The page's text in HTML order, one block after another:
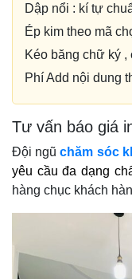
Dập nổi : kí tự
Ép kim theo mã
Kéo băng chữ ký ,
Phí Add nội dung
Tư vấn báo giá
Đội ngũchăm sóc
yêu cầu đa dạng
hàng chục khách